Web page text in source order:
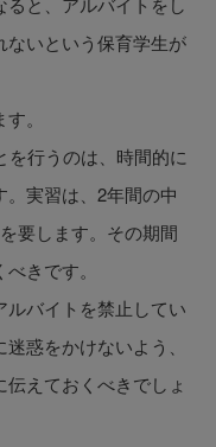
ないという保育学生が
。
を行うのは、時間的に
実習は、2年間の中
要します。その期間
きです。
ルバイトを禁止してい
惑をかけないよう、
えておくべきでしょ